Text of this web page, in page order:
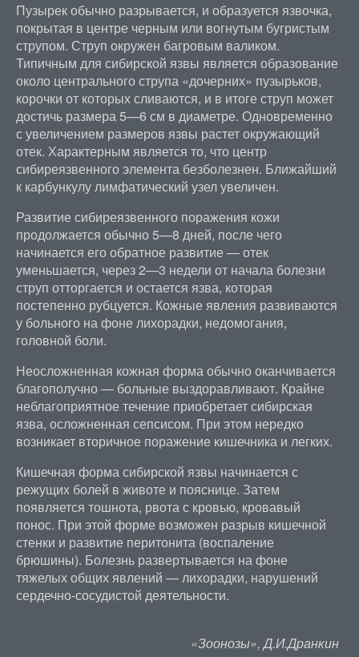
Пузырек обычно разрывается, и образуется язвочка,
покрытая в центре черным или вогнутым бугристым
струпом. Струп окружен багровым валиком.
Типичным для сибирской язвы является образование
около центрального струпа «дочерних» пузырьков,
корочки от которых сливаются, и в итоге струп может
достичь размера 5—6 см в диаметре. Одновременно
с увеличением размеров язвы растет окружающий
отек. Характерным является то, что центр
сибиреязвенного элемента безболезнен. Ближайший
к карбункулу лимфатический узел увеличен.
Развитие сибиреязвенного поражения кожи
продолжается обычно 5—8 дней, после чего
начинается его обратное развитие — отек
уменьшается, через 2—3 недели от начала болезни
струп отторгается и остается язва, которая
постепенно рубцуется. Кожные явления развиваются
у больного на фоне лихорадки, недомогания,
головной боли.
Неосложненная кожная форма обычно оканчивается
благополучно — больные выздоравливают. Крайне
неблагоприятное течение приобретает сибирская
язва, осложненная сепсисом. При этом нередко
возникает вторичное поражение кишечника и легких.
Кишечная форма сибирской язвы начинается с
режущих болей в животе и пояснице. Затем
появляется тошнота, рвота с кровью, кровавый
понос. При этой форме возможен разрыв кишечной
стенки и развитие перитонита (воспаление
брюшины). Болезнь развертывается на фоне
тяжелых общих явлений — лихорадки, нарушений
сердечно-сосудистой деятельности.
«Зоонозы», Д.И.Дранкин